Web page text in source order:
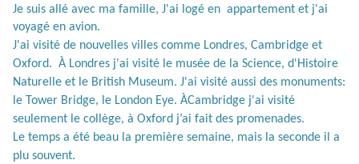
Je suis allé avec ma famille, J'ai logé en appartement et j'ai
voyagé en avion.
J'ai visité de nouvelles villes comme Londres, Cambridge et
Oxford. À Londres j'ai visité le musée de la Science, d'Histoire
Naturelle et le British Museum. J'ai visité aussi des monuments:
le Tower Bridge, le London Eye. ÀCambridge j'ai visité
seulement le collège, à Oxford j’ai fait des promenades.
Le temps a été beau la première semaine, mais la seconde il a
plu souvent.